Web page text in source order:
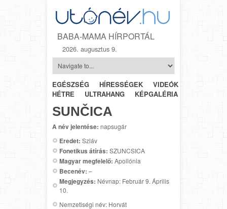
BABA-MAMA HÍRPORTÁL
2026. augusztus 9.
EGÉSZSÉG HÍRESSÉGEK VIDEÓK
HÉTRŐL-
HÉTRE
ULTRAHANG KÉPGALÉRIA
SUNČICA
A név jelentése: napsugár
Eredet: Szláv
Fonetikus átírás: SZUNCSICA
Magyar megfelelő: Apollónia
Becenév: –
Megjegyzés: Névnap: Február 9. Április
10.
Nemzetiségi név: Horvát